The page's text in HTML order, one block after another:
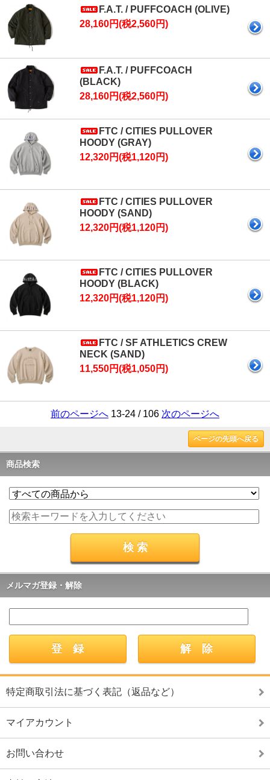
F.A.T. / PUFFCOACH (OLIVE)
28,160円(税2,560円)
F.A.T. / PUFFCOACH
(BLACK)
28,160円(税2,560円)
FTC / CITIES PULLOVER
HOODY (GRAY)
12,320円(税1,120円)
FTC / CITIES PULLOVER
HOODY (SAND)
12,320円(税1,120円)
FTC / CITIES PULLOVER
HOODY (BLACK)
12,320円(税1,120円)
FTC / SF ATHLETICS CREW
NECK (SAND)
11,550円(税1,050円)
前のページへ 13-24 / 106 次のページへ
ページの先頭へ戻る
商品検索
メルマガ登録・解除
特定商取引法に基づく表記（返品など）
マイアカウント
お問い合わせ